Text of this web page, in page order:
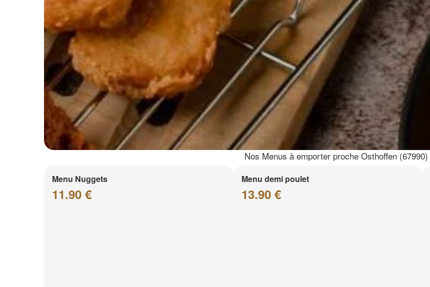
Nos Menus à emporter proche Osthoffen (67990)
Menu Nuggets
11.90 €
Menu demi poulet
13.90 €